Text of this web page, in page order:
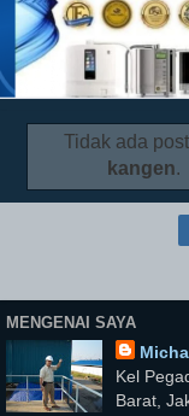
Tidak ada
kangen.
MENGENAI SAYA
Kel
Barat,